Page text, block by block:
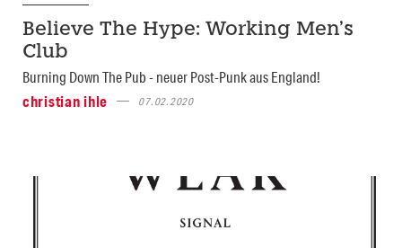
Believe The Hype: Working Men’s
Club
Burning Down The Pub - neuer Post-Punk aus England!
christian ihle
07.02.2020